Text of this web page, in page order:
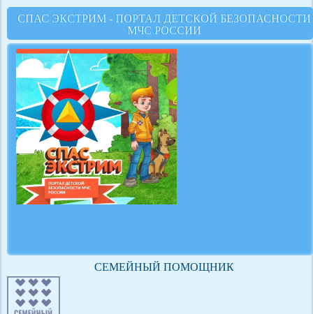
СПАС ЭКСТРИМ - ПОРТАЛ ДЕТСКОЙ БЕЗОПАСНОСТИ
МЧС РОССИИ
СЕМЕЙНЫЙ ПОМОЩНИК